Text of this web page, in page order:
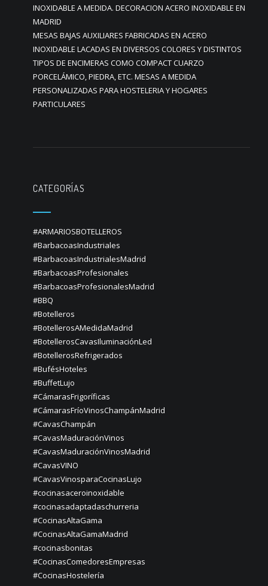
INOXIDABLE A MEDIDA. DECORACION ACERO INOXIDABLE EN
MADRID
MESAS BAJAS AUXILIARES FABRICADAS EN ACERO
INOXIDABLE LACADAS EN DIVERSOS COLORES Y DISTINTOS
TIPOS DE ENCIMERAS COMO COMPACT CUARZO
PORCELÁMICO, PIEDRA, ETC. MESAS A MEDIDA
PERSONALIZADAS PARA HOSTELERIA Y HOGARES
PARTICULARES
CATEGORÍAS
#ARMARIOSBOTELLEROS
#BarbacoasIndustriales
#BarbacoasIndustrialesMadrid
#BarbacoasProfesionales
#BarbacoasProfesionalesMadrid
#BBQ
#Botelleros
#BotellerosAMedidaMadrid
#BotellerosCavasIluminaciónLed
#BotellerosRefrigerados
#BufésHoteles
#BuffetLujo
#CámarasFrigoríficas
#CámarasFríoVinosChampánMadrid
#CavasChampán
#CavasMaduraciónVinos
#CavasMaduraciónVinosMadrid
#CavasVINO
#CavasVinosparaCocinasLujo
#cocinasaceroinoxidable
#cocinasadaptadaschurreria
#CocinasAltaGama
#CocinasAltaGamaMadrid
#cocinasbonitas
#CocinasComedoresEmpresas
#CocinasHostelería